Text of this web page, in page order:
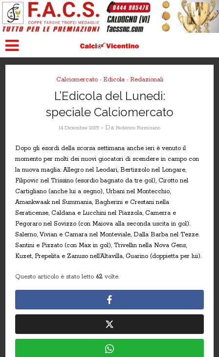
Calciomercato • Edicola • Redazionali
L’Edicola del Lunedì:
speciale Calciomercato
14 Dicembre 2015 Da Federico Formisano
Dopo gli esordi della scorsa settimana anche ieri è venuto il
momento per molti dei nuovi giocatori di scendere in campo con
la nuova maglia: Allegro nel Leodari, Bertizzolo nel Longare,
Filipovic nel Trissino (esordio bagnato da tre gol), Cirotto nel
Cartigliano (anche lui a segno), Urbani nel Montecchio,
Amankwaak nel Summania, Bagherini e Crestani nella
Seraticense, Caldana e Lucchini nel Piazzola, Camerra e
Pegoraro nel Sovizzo (con Maiova alla seconda uscita in gol).
Salerno, Vivian e Camara nel Monteviale, Dalla Barba nel Tezze.
Santini e Pizzato (con Max in gol), Trivellin nella Nova Gens,
Kuzet, Prepelita e Zanuso nell’Altavilla, Guarino (doppietta per lui).
Questo articolo è stato letto 62 volte.